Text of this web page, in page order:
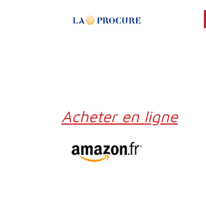
Acheter en ligne